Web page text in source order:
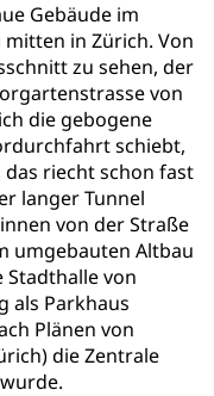
Gebäude im
in Zürich. Von
zu sehen, der
von
die gebogene
schiebt,
riecht schon fast
langer Tunnel
von der Straße
umgebauten Altbau
Stadthalle von
als Parkhaus
Plänen von
die Zentrale